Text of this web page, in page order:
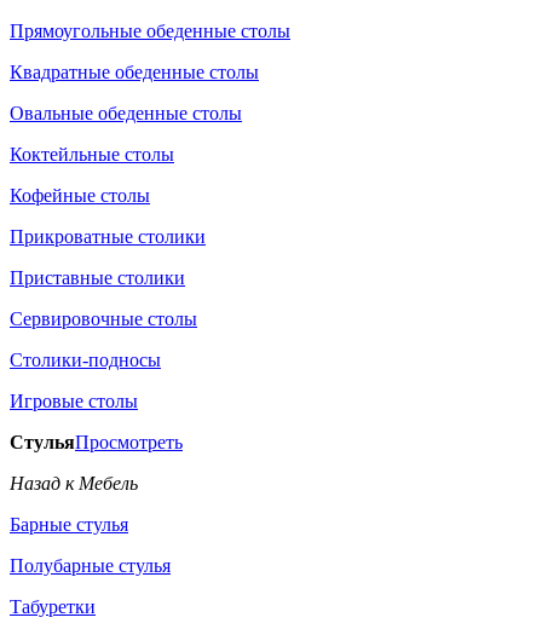
Прямоугольные обеденные столы
Квадратные обеденные столы
Овальные обеденные столы
Коктейльные столы
Кофейные столы
Прикроватные столики
Приставные столики
Сервировочные столы
Столики-подносы
Игровые столы
СтульяПросмотреть
Назад к Мебель
Барные стулья
Полубарные стулья
Табуретки